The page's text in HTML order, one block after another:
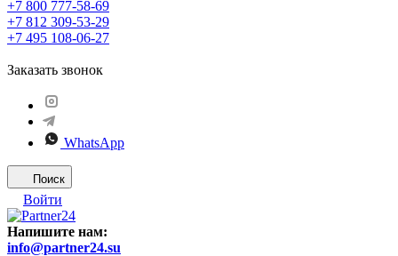
+7 800 777-58-69
+7 812 309-53-29
+7 495 108-06-27
Заказать звонок
WhatsApp
Поиск
Войти
Напишите нам:
info@partner24.su